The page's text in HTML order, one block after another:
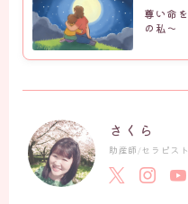
尊い命
の私〜
さくら
助産師/セラピスト